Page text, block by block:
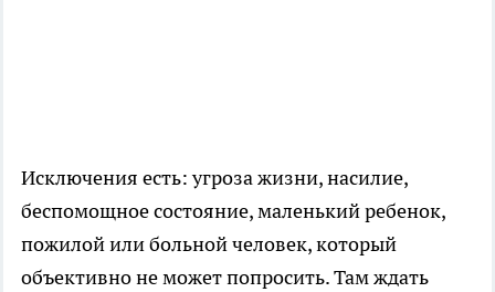
Исключения есть: угроза жизни, насилие,
беспомощное состояние, маленький ребенок,
пожилой или больной человек, который
объективно не может попросить. Там ждать